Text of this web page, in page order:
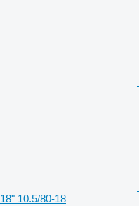
18" 10.5/80-18